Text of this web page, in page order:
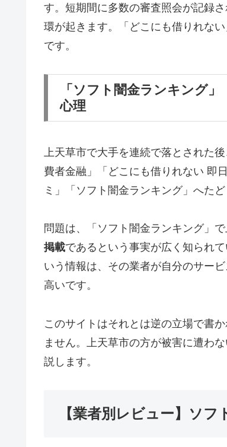
す。短期間に多数の審査照会が記録
環が起きます。「どこにも借りれな
です。
「ソフト闇金ランキング
心理
上天草市で大手を連続で落とされた
費者金融」「どこにも借りれない 即
ミ」「ソフト闇金ランキング」へたど
問題は、「ソフト闇金ランキング」
掲載であるという事実が広く知られ
いう情報は、その業者が自分のサー
高いです。
このサイトはそれとは逆の立場で書
ません。上天草市の方が被害に遭わ
説します。
【業者別レビュー】ソ